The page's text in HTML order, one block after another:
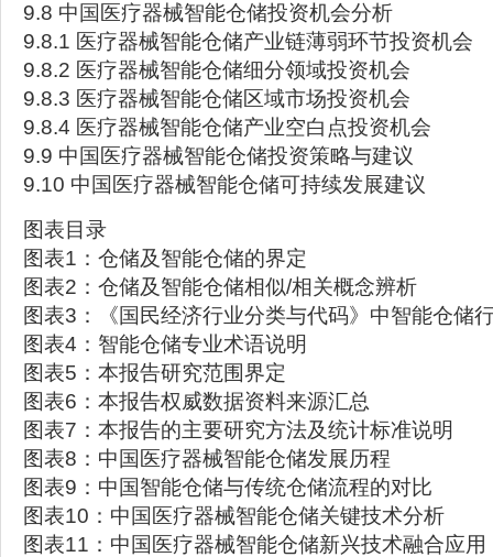
9.8 中国医疗器械智能仓储投资机会分析
9.8.1 医疗器械智能仓储产业链薄弱环节投资机会
9.8.2 医疗器械智能仓储细分领域投资机会
9.8.3 医疗器械智能仓储区域市场投资机会
9.8.4 医疗器械智能仓储产业空白点投资机会
9.9 中国医疗器械智能仓储投资策略与建议
9.10 中国医疗器械智能仓储可持续发展建议
图表目录
图表1：仓储及智能仓储的界定
图表2：仓储及智能仓储相似/相关概念辨析
图表3：《国民经济行业分类与代码》中智能仓储
图表4：智能仓储专业术语说明
图表5：本报告研究范围界定
图表6：本报告权威数据资料来源汇总
图表7：本报告的主要研究方法及统计标准说明
图表8：中国医疗器械智能仓储发展历程
图表9：中国智能仓储与传统仓储流程的对比
图表10：中国医疗器械智能仓储关键技术分析
图表11：中国医疗器械智能仓储新兴技术融合应用